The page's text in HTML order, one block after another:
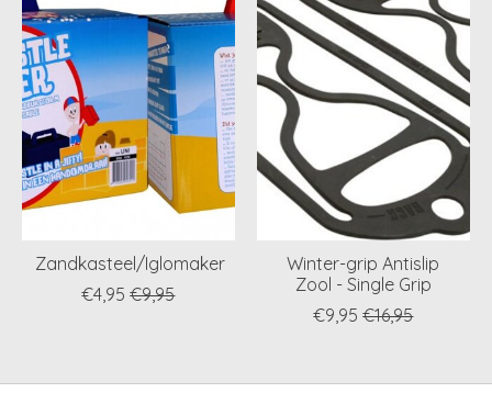
Zandkasteel/Iglomaker
€4,95 €9,95
Winter-grip Antislip
Zool - Single Grip
€9,95 €16,95